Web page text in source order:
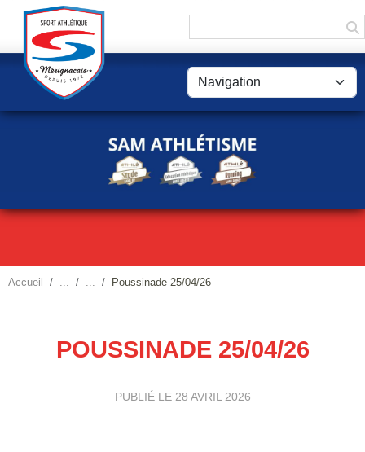
Accueil Poussinade 25/04/26
POUSSINADE 25/04/26
PUBLIÉ LE 28 AVRIL 2026
Panneau de gestion des cookies